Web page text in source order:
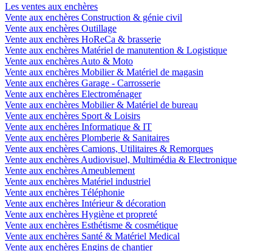
Les ventes aux enchères
Vente aux enchères Construction & génie civil
Vente aux enchères Outillage
Vente aux enchères HoReCa & brasserie
Vente aux enchères Matériel de manutention & Logistique
Vente aux enchères Auto & Moto
Vente aux enchères Mobilier & Matériel de magasin
Vente aux enchères Garage - Carrosserie
Vente aux enchères Electroménager
Vente aux enchères Mobilier & Matériel de bureau
Vente aux enchères Sport & Loisirs
Vente aux enchères Informatique & IT
Vente aux enchères Plomberie & Sanitaires
Vente aux enchères Camions, Utilitaires & Remorques
Vente aux enchères Audiovisuel, Multimédia & Electronique
Vente aux enchères Ameublement
Vente aux enchères Matériel industriel
Vente aux enchères Téléphonie
Vente aux enchères Intérieur & décoration
Vente aux enchères Hygiène et propreté
Vente aux enchères Esthétisme & cosmétique
Vente aux enchères Santé & Matériel Medical
Vente aux enchères Engins de chantier